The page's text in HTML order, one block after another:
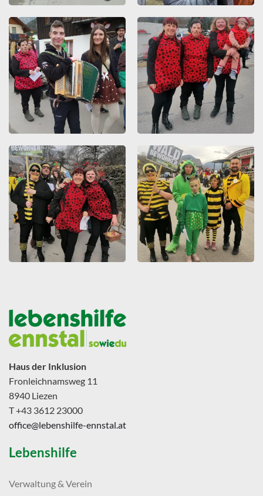
ZOOMEN ZOOMEN
ZOOMEN ZOOMEN
Haus der Inklusion
Fronleichnamsweg 11
8940 Liezen
T +43 3612 23000
office@lebenshilfe-ennstal.at
Lebenshilfe
Verwaltung & Verein